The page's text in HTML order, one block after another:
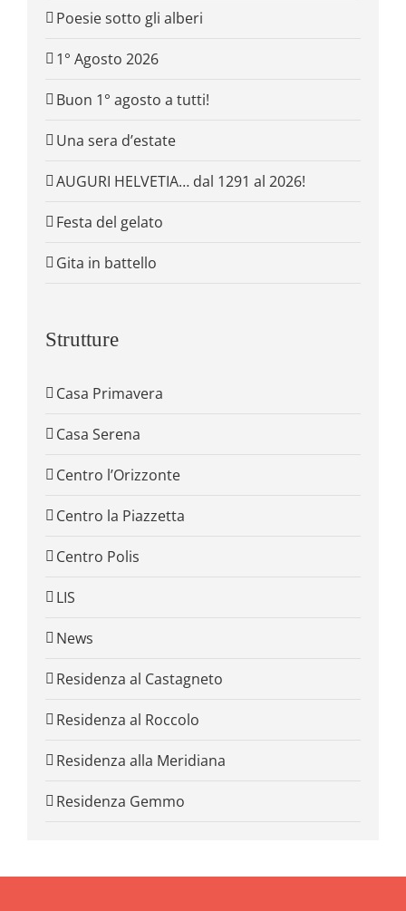
Poesie sotto gli alberi
1° Agosto 2026
Buon 1° agosto a tutti!
Una sera d’estate
AUGURI HELVETIA… dal 1291 al 2026!
Festa del gelato
Gita in battello
Strutture
Casa Primavera
Casa Serena
Centro l’Orizzonte
Centro la Piazzetta
Centro Polis
LIS
News
Residenza al Castagneto
Residenza al Roccolo
Residenza alla Meridiana
Residenza Gemmo